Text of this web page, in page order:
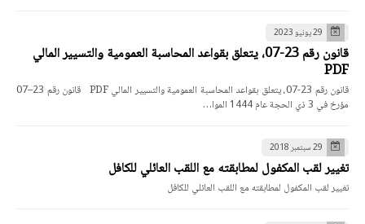
29 يونيو 2023
قانون رقم 23-07، يتعلق بقواعد المحاسبة العمومية والتسيير المالي
PDF
قانون رقم 23-07، يتعلق بقواعد المحاسبة العمومية والتسيير المالي PDF قانون رقم 23–07
مؤرخ في 3 ذي الحجة عام 1444 الموا…
29 سبتمبر 2018
تغيير لقب المكفول لمطابقته مع اللقب العائلي للكافل
تغيير لقب المكفول لمطابقته مع اللقب العائلي للكافل